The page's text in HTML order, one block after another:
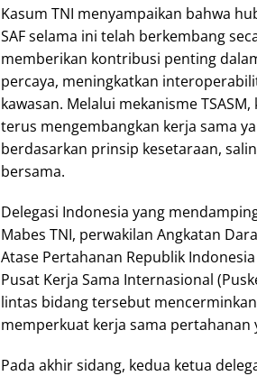
Kasum TNI menyampaikan bahwa
SAF selama ini telah berkembang
memberikan kontribusi penting
percaya, meningkatkan
kawasan. Melalui mekanisme
terus mengembangkan kerja sama
berdasarkan prinsip kesetaraan,
bersama.
Delegasi Indonesia yang
Mabes TNI, perwakilan Angkatan
Atase Pertahanan Republik
Pusat Kerja Sama Internasional
lintas bidang tersebut
memperkuat kerja sama pertahanan
Pada akhir sidang, kedua ketua